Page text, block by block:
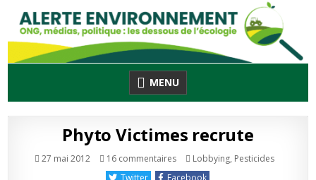
content
MENU
Phyto Victimes recrute
27 mai 2012 16 commentairessur
Victimes
Publié
Lobbying, Pesticides
Twitter
Facebook